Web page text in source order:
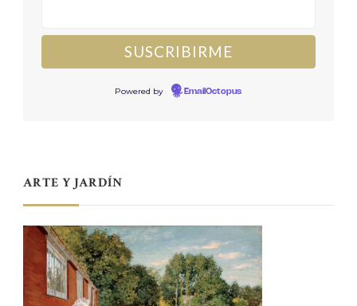
Powered by EmailOctopus
ARTE Y JARDÍN